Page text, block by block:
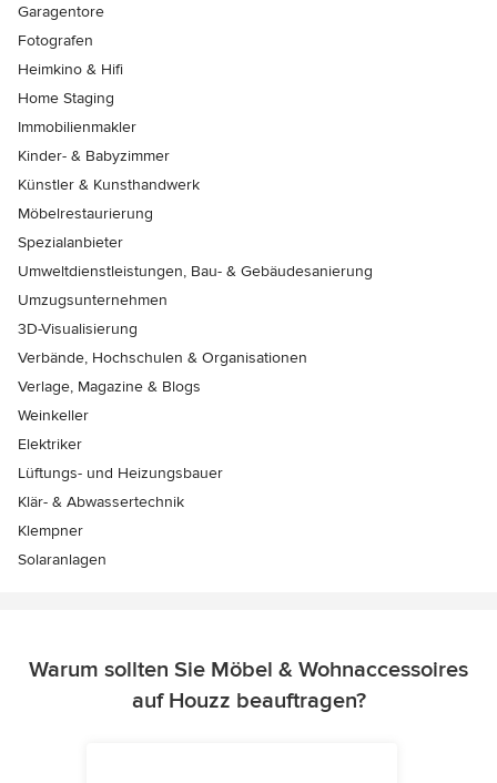
Garagentore
Fotografen
Heimkino & Hifi
Home Staging
Immobilienmakler
Kinder- & Babyzimmer
Künstler & Kunsthandwerk
Möbelrestaurierung
Spezialanbieter
Umweltdienstleistungen, Bau- & Gebäudesanierung
Umzugsunternehmen
3D-Visualisierung
Verbände, Hochschulen & Organisationen
Verlage, Magazine & Blogs
Weinkeller
Elektriker
Lüftungs- und Heizungsbauer
Klär- & Abwassertechnik
Klempner
Solaranlagen
Warum sollten Sie Möbel & Wohnaccessoires
auf Houzz beauftragen?